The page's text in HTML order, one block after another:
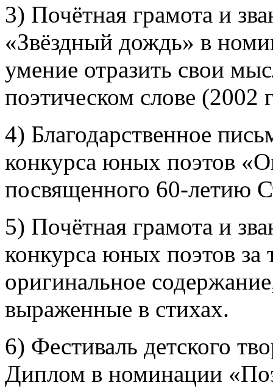
3) Почётная грамота и
«Звёздный дождь» в
умение отразить свои
поэтическом слове (2002
4) Благодарственное
конкурса юных поэтов
посвященного 60-летию
5) Почётная грамота и
конкурса юных поэтов за
оригинальное
выраженные в стихах.
6) Фестиваль детского
Диплом в номинации